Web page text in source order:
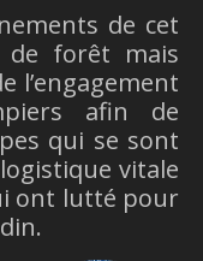
de forêt mais
l’engagement
afin de
qui se sont
vitale
ont lutté pour